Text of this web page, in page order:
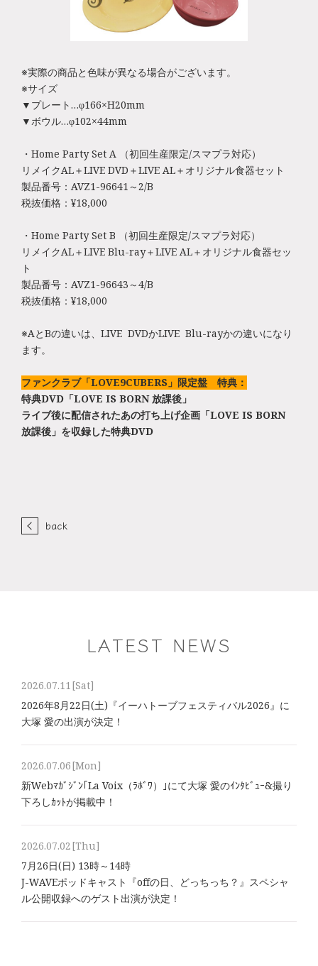
※実際の商品と色味が異なる場合がございます。
※サイズ
▼プレート…φ166×H20mm
▼ボウル…φ102×44mm
・Home Party Set A （初回生産限定/スマプラ対応）
リメイクAL＋LIVE DVD＋LIVE AL＋オリジナル食器セット
製品番号：AVZ1-96641～2/B
税抜価格：¥18,000
・Home Party Set B （初回生産限定/スマプラ対応）
リメイクAL＋LIVE Blu-ray＋LIVE AL＋オリジナル食器セッ
ト
製品番号：AVZ1-96643～4/B
税抜価格：¥18,000
※AとBの違いは、LIVE DVDかLIVE Blu-rayかの違いになり
ます。
ファンクラブ「LOVE9CUBERS」限定盤 特典：
特典DVD「LOVE IS BORN 放課後」
ライブ後に配信されたあの打ち上げ企画「LOVE IS BORN
放課後」を収録した特典DVD
back
LATEST NEWS
2026.07.11[Sat]
2026年8⽉22⽇(土)『イーハトーブフェスティバル2026』に
大塚 愛の出演が決定！
2026.07.06[Mon]
新Webﾏｶﾞｼﾞﾝ｢La Voix（ﾗﾎﾞﾜ）｣にて大塚 愛のｲﾝﾀﾋﾞｭｰ&撮り
下ろしｶｯﾄが掲載中！
2026.07.02[Thu]
7月26日(日) 13時～14時
J-WAVEポッドキャスト『offの日、どっちっち？』スペシャ
ル公開収録へのゲスト出演が決定！